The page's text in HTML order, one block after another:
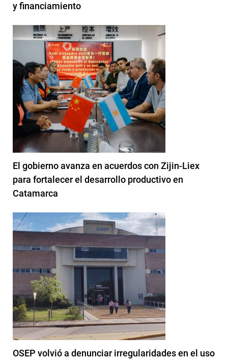
y financiamiento
El gobierno avanza en acuerdos con Zijin-Liex
para fortalecer el desarrollo productivo en
Catamarca
OSEP volvió a denunciar irregularidades en el uso